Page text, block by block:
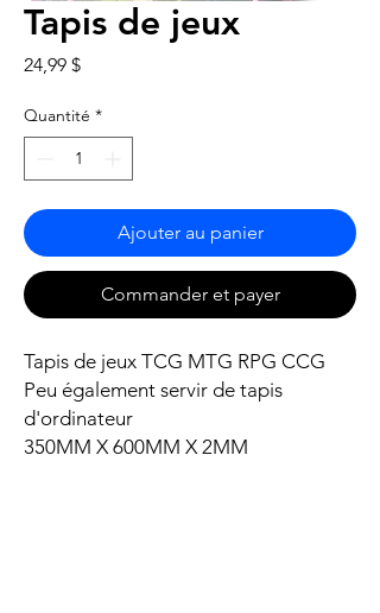
Tapis de jeux
24,99 $Prix
Quantité *
Ajouter au panier
Commander et payer
Tapis de jeux TCG MTG RPG CCG
Peu également servir de tapis
d'ordinateur
350MM X 600MM X 2MM